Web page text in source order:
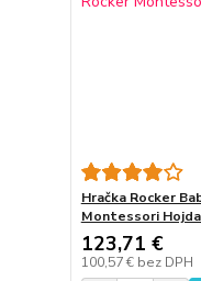
Hračka Rocker
Montessori
123,71 €
100,57 € bez DPH